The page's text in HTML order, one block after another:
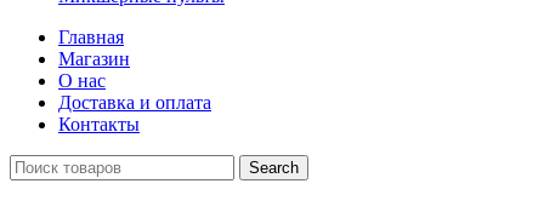
Главная
Магазин
О нас
Доставка и оплата
Контакты
Search